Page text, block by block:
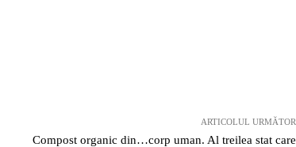
ARTICOLUL URMĂTOR
Compost organic din…corp uman. Al treilea stat care